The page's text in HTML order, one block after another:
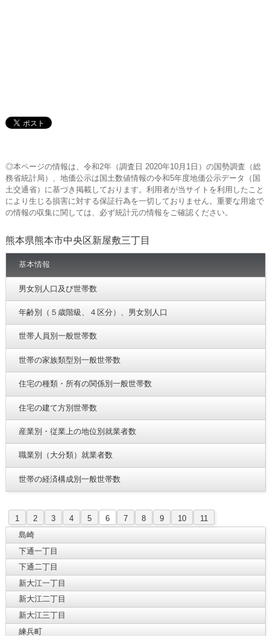
◎本ページの情報は、令和2年（調査日 2020年10月1日）の国勢調査（総
務省統計局）、地価公示は国土数値情報の令和5年度地価公示データ（国
土交通省）に基づき掲載しております。利用者が当サイトを利用したこと
により生じる損害に対する保証行為を一切しておりません。重要な用途で
の情報の収集に関しては、必ず統計元の情報をご確認ください。
熊本県熊本市中央区新屋敷三丁目
基本情報
男女別人口及び世帯数
年齢別（５歳階級、４区分）、男女別人口
世帯人員別一般世帯数
世帯の家族類型別一般世帯数
住宅の種類・所有の関係別一般世帯数
住宅の建て方別世帯数
産業別・従業上の地位別就業者数
職業別（大分類）就業者数
世帯の経済構成別一般世帯数
1 2 3 4 5 6 7 8 9 10
11
島崎
下通一丁目
下通二丁目
新大江一丁目
新大江二丁目
新大江三丁目
練兵町